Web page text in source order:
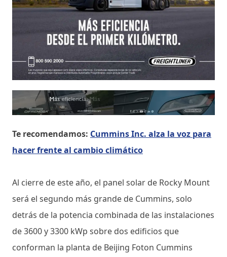
Te recomendamos: Cummins Inc. alza la voz para
hacer frente al cambio climático
Al cierre de este año, el panel solar de Rocky Mount
será el segundo más grande de Cummins, solo
detrás de la potencia combinada de las instalaciones
de 3600 y 3300 kWp sobre dos edificios que
conforman la planta de Beijing Foton Cummins